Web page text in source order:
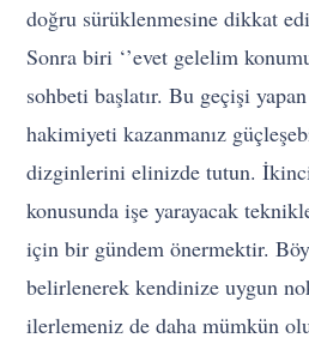
doğru sürüklenmesine dikkat
Sonra biri ‘’evet gelelim
sohbeti başlatır. Bu geçişi
hakimiyeti kazanmanız
dizginlerini elinizde tutun.
konusunda işe yarayacak
için bir gündem önermektir.
belirlenerek kendinize uygun
ilerlemeniz de daha mümkün